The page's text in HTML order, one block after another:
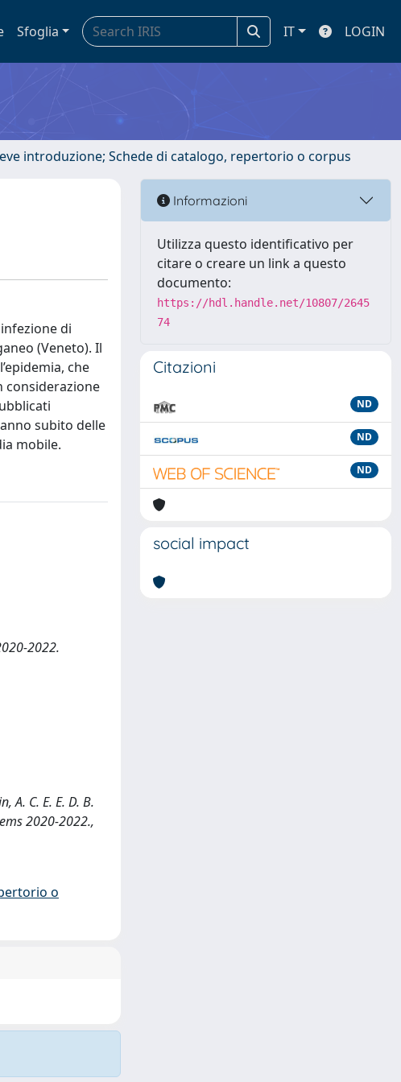
Sfoglia IT LOGIN
introduzione; Schede di catalogo, repertorio o corpus
di
(Veneto). Il
che
considerazione
subito delle
mobile.
2022.
A. C. E. E. D. B.
2020-2022.,
o
Informazioni
Utilizza questo identificativo per
citare o creare un link a questo
documento:
https://hdl.handle.net/10807/2645
74
Citazioni
ND
ND
ND
social impact